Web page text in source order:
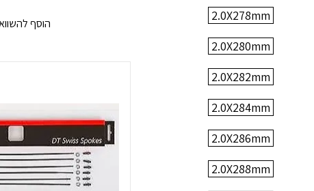
2.0X278mm
2.0X280mm
2.0X282mm
2.0X284mm
2.0X286mm
2.0X288mm
הוסף